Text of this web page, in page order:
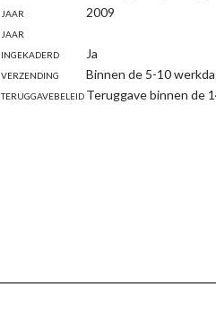
Jaar
2009
Jaar
Ingekaderd
Ja
Verzending
Binnen de 5-10
TeruggavebeleidTeruggave binnen de